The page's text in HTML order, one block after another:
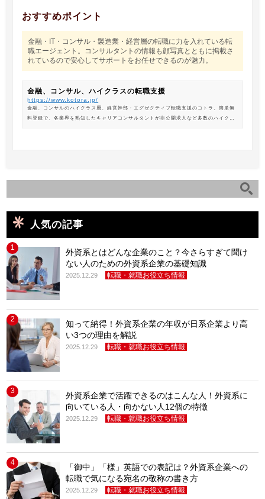
おすすめポイント
金融・IT・コンサル・製造業・経営層の転職に力を入れている転
職エージェント。コンサルタントの情報も顔写真とともに掲載さ
れているので安心してサポートをお任せできるのが魅力。
金融、コンサル、ハイクラスの転職支援
https://www.kotora.jp/
金融、コンサルのハイクラス層、経営幹部・エグゼクティブ転職支援のコトラ。簡単無
料登録で、各業界を熟知したキャリアコンサルタントが非公開求人など多数のハイクラ
人気の記事
1
外資系とはどんな企業のこと？今さらすぎて聞け
ない人のための外資系企業の基礎知識
2025.12.29 転職・就職お役立ち情報
2
知って納得！外資系企業の年収が日系企業より高
い3つの理由を解説
2025.12.29 転職・就職お役立ち情報
3
外資系企業で活躍できるのはこんな人！外資系に
向いている人・向かない人12個の特徴
2025.12.29 転職・就職お役立ち情報
4
「御中」「様」英語での表記は？外資系企業への
転職で気になる宛名の敬称の書き方
2025.12.29 転職・就職お役立ち情報